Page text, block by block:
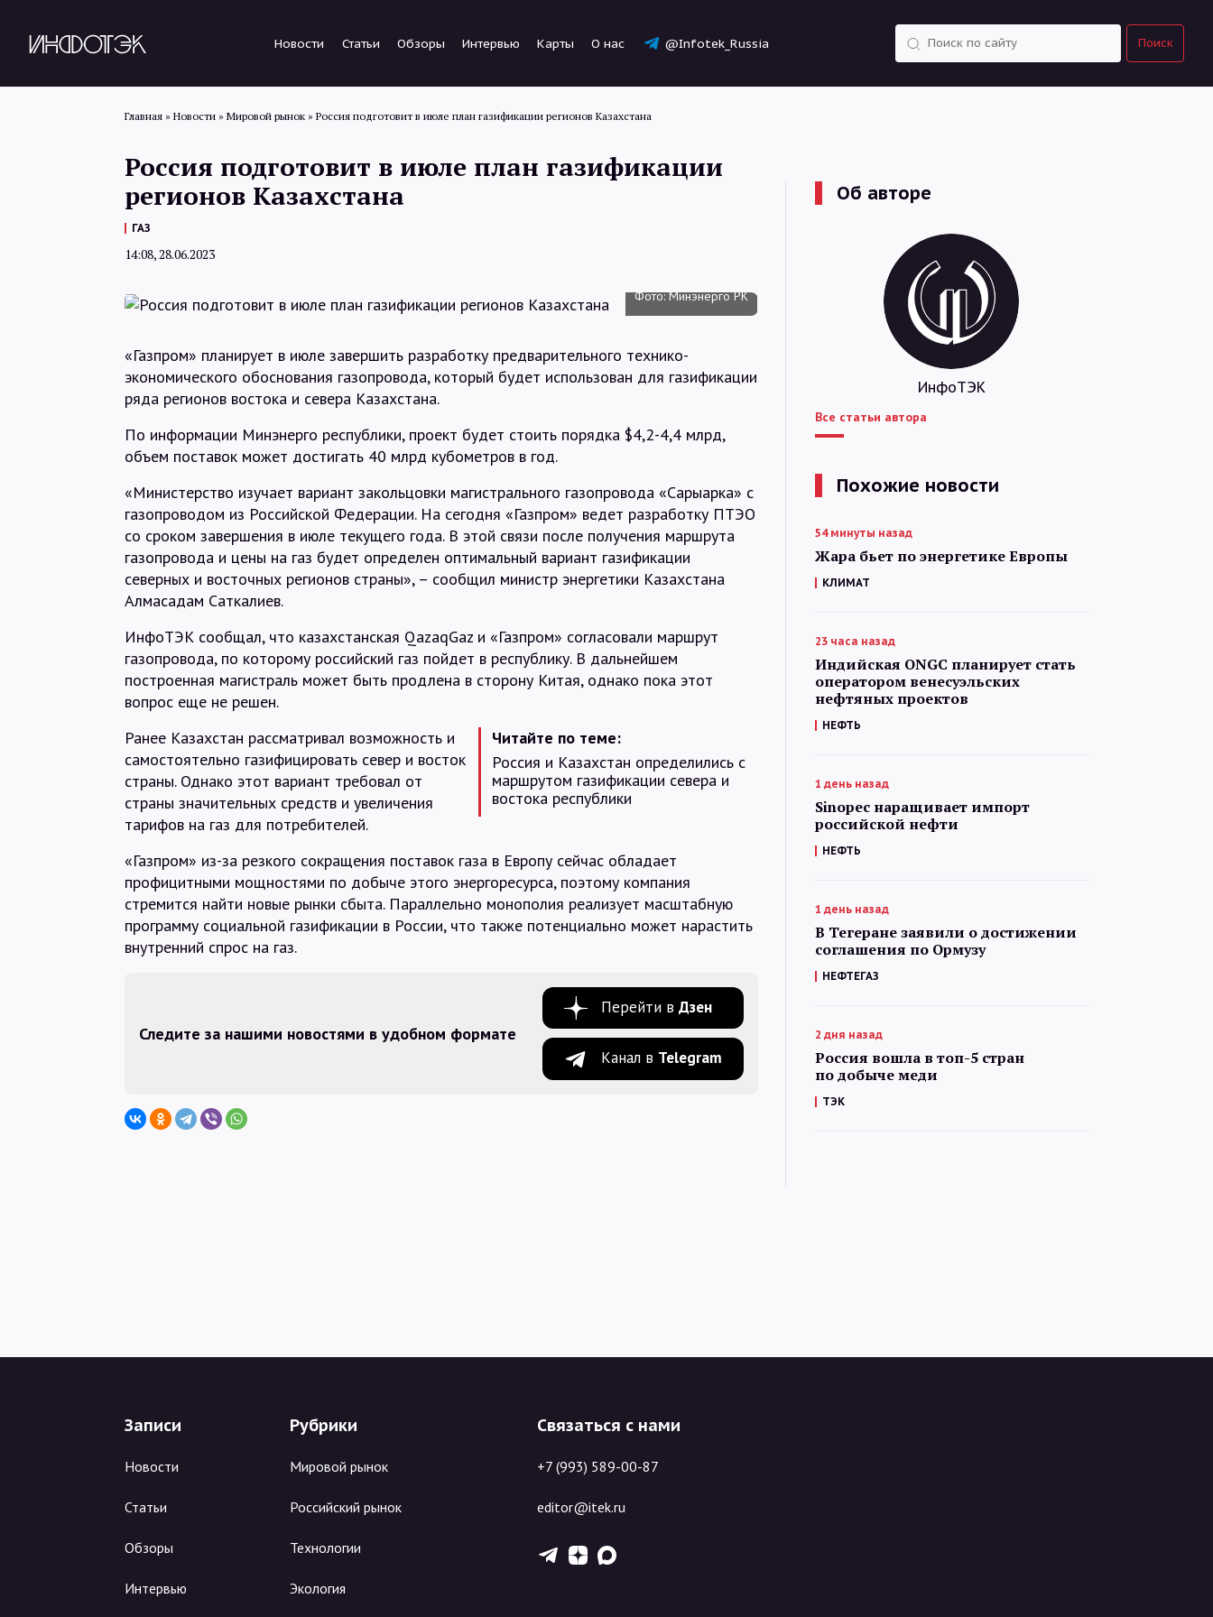
Новости Статьи Обзоры Интервью Карты О нас @Infotek_Russia Поиск
Статьи
Обзоры
О нас
Главная » Новости » Мировой рынок » Россия подготовит в июле план газификации регионов Казахстана
Россия подготовит в июле план газификации
регионов Казахстана
ГАЗ
14:08, 28.06.2023
Фото: Минэнерго РК
«Газпром» планирует в июле завершить разработку предварительного технико-
экономического обоснования газопровода, который будет использован для газификации
ряда регионов востока и севера Казахстана.
По информации Минэнерго республики, проект будет стоить порядка $4,2-4,4 млрд,
объем поставок может достигать 40 млрд кубометров в год.
«Министерство изучает вариант закольцовки магистрального газопровода «Сарыарка» с
газопроводом из Российской Федерации. На сегодня «Газпром» ведет разработку ПТЭО
со сроком завершения в июле текущего года. В этой связи после получения маршрута
газопровода и цены на газ будет определен оптимальный вариант газификации
северных и восточных регионов страны», – сообщил министр энергетики Казахстана
Алмасадам Саткалиев.
ИнфоТЭК сообщал, что казахстанская QazaqGaz и «Газпром» согласовали маршрут
газопровода, по которому российский газ пойдет в республику. В дальнейшем
построенная магистраль может быть продлена в сторону Китая, однако пока этот
вопрос еще не решен.
Читайте по теме:
Россия и Казахстан определились с
маршрутом газификации севера и
востока республики
Ранее Казахстан рассматривал возможность и
самостоятельно газифицировать север и восток
страны. Однако этот вариант требовал от
страны значительных средств и увеличения
тарифов на газ для потребителей.
«Газпром» из-за резкого сокращения поставок газа в Европу сейчас обладает
профицитными мощностями по добыче этого энергоресурса, поэтому компания
стремится найти новые рынки сбыта. Параллельно монополия реализует масштабную
программу социальной газификации в России, что также потенциально может нарастить
внутренний спрос на газ.
Следите за нашими новостями в удобном формате
Перейти в Дзен
Канал в Telegram
Об авторе
ИнфоТЭК
Все статьи автора
Похожие новости
54 минуты назад
Жара бьет по энергетике Европы
КЛИМАТ
23 часа назад
Индийская ONGC планирует стать
оператором венесуэльских
нефтяных проектов
НЕФТЬ
1 день назад
Sinopec наращивает импорт
российской нефти
НЕФТЬ
1 день назад
В Тегеране заявили о достижении
соглашения по Ормузу
НЕФТЕГАЗ
2 дня назад
Россия вошла в топ-5 стран
по добыче меди
ТЭК
Записи
Новости
Статьи
Обзоры
Интервью
Рубрики
Мировой рынок
Российский рынок
Технологии
Экология
Связаться с нами
+7 (993) 589-00-87
editor@itek.ru
T Z X